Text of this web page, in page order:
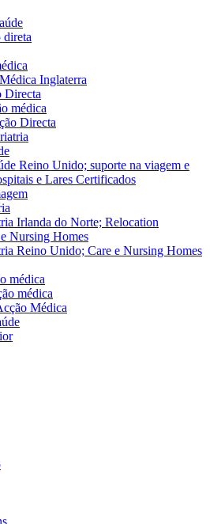
direta
Inglaterra
Directa
médica
Directa
Reino Unido; suporte na viagem e
e Lares Certificados
Irlanda do Norte; Relocation
Nursing Homes
Reino Unido; Care e Nursing Homes
médica
médica
Médica